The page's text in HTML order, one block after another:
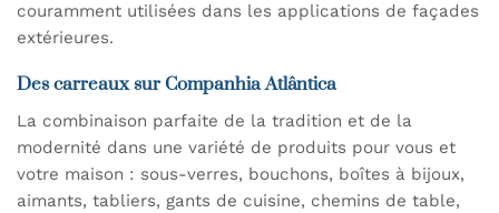
couramment utilisées dans les applications de façades
extérieures.
Des carreaux sur Companhia Atlântica
La combinaison parfaite de la tradition et de la
modernité dans une variété de produits pour vous et
votre maison : sous-verres, bouchons, boîtes à bijoux,
aimants, tabliers, gants de cuisine, chemins de table,